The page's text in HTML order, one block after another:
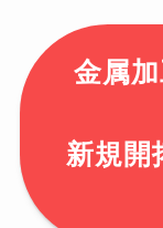
金属
新規開